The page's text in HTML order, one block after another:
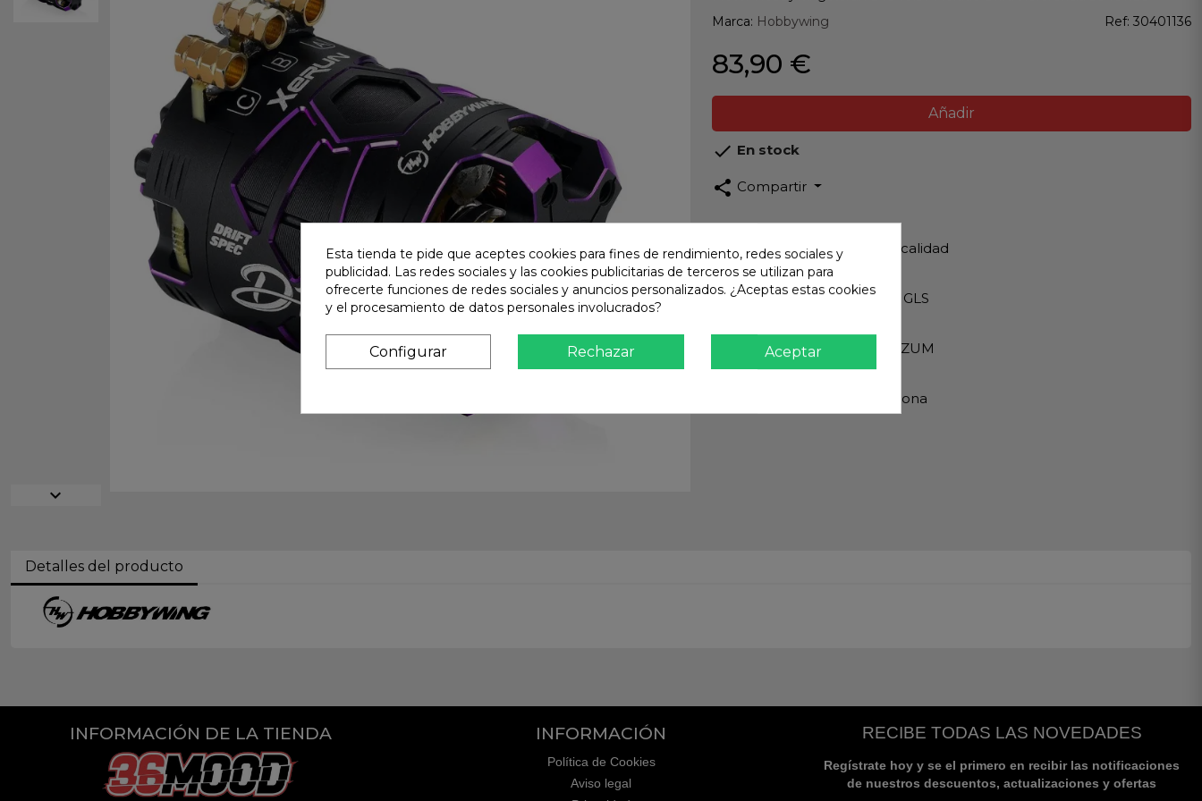
expand_more
Marca: Hobbywing Ref: 30401136
83,90 €
Añadir
 En stock
share Compartir
Productos de Máxima calidad
Envío Rápido
Envios Internacionales GLS
Pago Seguro
TARJETA - PAYPAL - BIZUM
Te atendemos en persona
Detalles del producto
INFORMACIÓN DE LA TIENDA INFORMACIÓN
Política de Cookies
Aviso legal
RECIBE TODAS LAS NOVEDADES
Regístrate hoy y se el primero en recibir las notificaciones
de nuestros descuentos, actualizaciones y ofertas
Esta tienda te pide que aceptes cookies para fines de rendimiento, redes sociales y
publicidad. Las redes sociales y las cookies publicitarias de terceros se utilizan para
ofrecerte funciones de redes sociales y anuncios personalizados. ¿Aceptas estas cookies
y el procesamiento de datos personales involucrados?
Configurar Rechazar Aceptar